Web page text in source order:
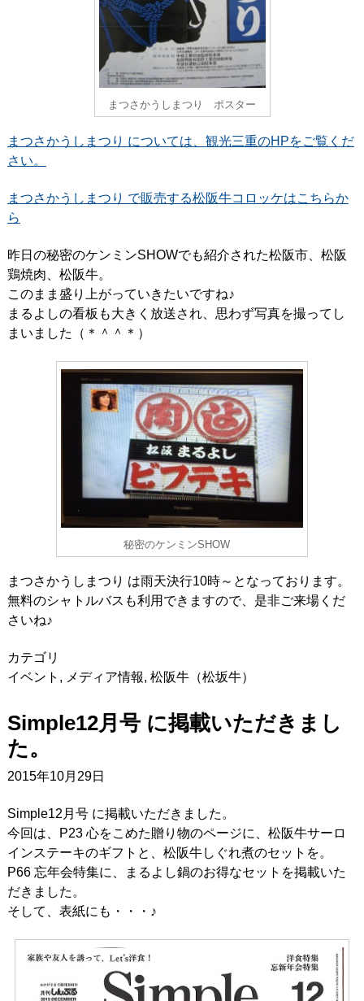
まつさかうしまつり ポスター
まつさかうしまつり については、観光三重のHPをご覧くだ
さい。
まつさかうしまつり で販売する松阪牛コロッケはこちらか
ら
昨日の秘密のケンミンSHOWでも紹介された松阪市、松阪
鶏焼肉、松阪牛。
このまま盛り上がっていきたいですね♪
まるよしの看板も大きく放送され、思わず写真を撮ってし
まいました（＊＾＾＊）
秘密のケンミンSHOW
まつさかうしまつり は雨天決行10時～となっております。
無料のシャトルバスも利用できますので、是非ご来場くだ
さいね♪
カテゴリ
イベント , メディア情報, 松阪牛（松坂牛）
Simple12月号 に掲載いただきまし
た。
2015年10月29日
Simple12月号 に掲載いただきました。
今回は、P23 心をこめた贈り物のページに、松阪牛サーロ
インステーキのギフトと、松阪牛しぐれ煮のセットを。
P66 忘年会特集に、まるよし鍋のお得なセットを掲載いた
だきました。
そして、表紙にも・・・♪